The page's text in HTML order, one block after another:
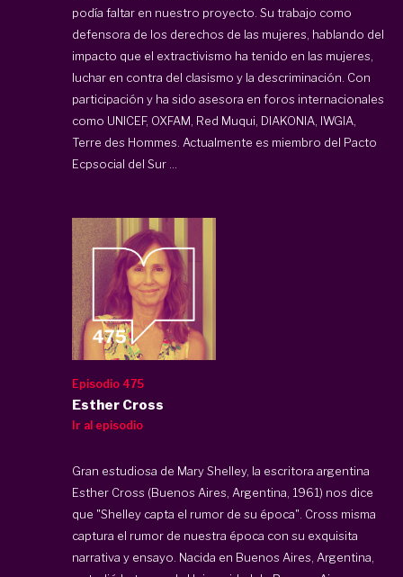
podía faltar en nuestro proyecto. Su trabajo como
defensora de los derechos de las mujeres, hablando del
impacto que el extractivismo ha tenido en las mujeres,
luchar en contra del clasismo y la descriminación. Con
participación y ha sido asesora en foros internacionales
como UNICEF, OXFAM, Red Muqui, DIAKONIA, IWGIA,
Terre des Hommes. Actualmente es miembro del Pacto
Ecpsocial del Sur ...
Episodio 475
Esther Cross
Ir al episodio
Gran estudiosa de Mary Shelley, la escritora argentina
Esther Cross (Buenos Aires, Argentina, 1961) nos dice
que "Shelley capta el rumor de su época". Cross misma
captura el rumor de nuestra época con su exquisita
narrativa y ensayo. Nacida en Buenos Aires, Argentina,